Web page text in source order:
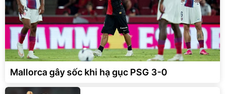
Mallorca gây sốc khi hạ gục PSG 3-0